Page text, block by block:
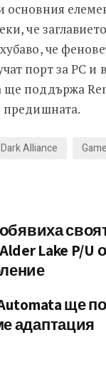
основния
че
че
порт за PC и
ще поддържа
предишната.
Dark Alliance
Game
Lake P/U
ще
адаптация